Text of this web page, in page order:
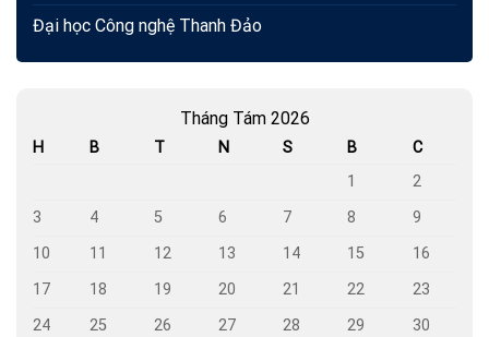
Đại học Công nghệ Thanh Đảo
Tháng Tám 2026
H B T N S B
C
1
2
3
4 5 6 7 8
9
10
11 12 13 14 15
16
17
18 19 20 21 22
23
24
25 26 27 28 29
30